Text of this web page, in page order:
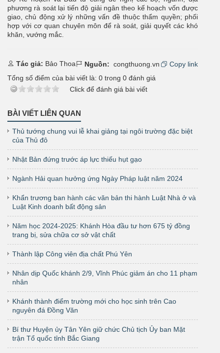
phương rà soát lại tiến độ giải ngân theo kế hoạch vốn được
giao, chủ động xử lý những vấn đề thuộc thẩm quyền; phối
hợp với cơ quan chuyên môn để rà soát, giải quyết các khó
khăn, vướng mắc.
Tác giả: Bảo Thoa Nguồn: congthuong.vn
Copy link
Tổng số điểm của bài viết là: 0 trong 0 đánh giá
Click để đánh giá bài viết
BÀI VIẾT LIÊN QUAN
Thủ tướng chung vui lễ khai giảng tại ngôi trường đặc biệt
của Thủ đô
Nhật Bản đứng trước áp lực thiếu hụt gạo
Ngành Hải quan hưởng ứng Ngày Pháp luật năm 2024
Khẩn trương ban hành các văn bản thi hành Luật Nhà ở và
Luật Kinh doanh bất động sản
Năm học 2024-2025: Khánh Hòa đầu tư hơn 675 tỷ đồng
trang bị, sửa chữa cơ sở vật chất
Thành lập Công viên địa chất Phú Yên
Nhân dịp Quốc khánh 2/9, Vĩnh Phúc giảm án cho 11 phạm
nhân
Khánh thành điểm trường mới cho học sinh trên Cao
nguyên đá Đồng Văn
Bí thư Huyện ủy Tân Yên giữ chức Chủ tịch Ủy ban Mặt
trận Tổ quốc tỉnh Bắc Giang